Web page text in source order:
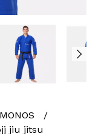
jiu jitsu